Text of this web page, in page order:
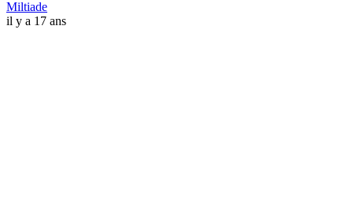
Miltiade
il y a 17 ans